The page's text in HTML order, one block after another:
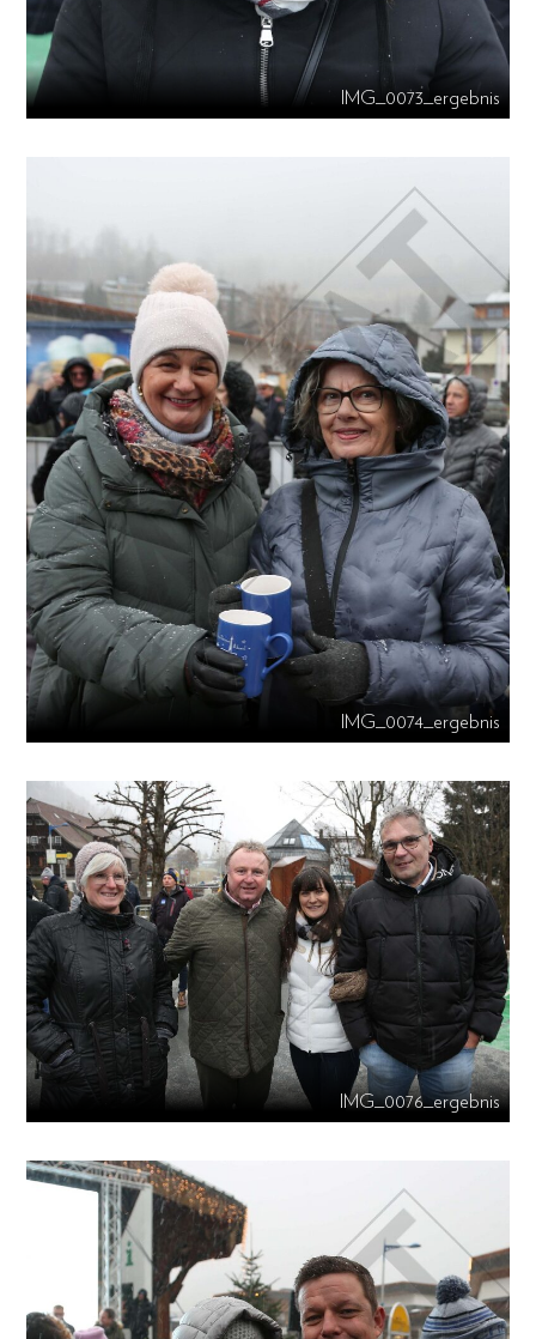
IMG_0073_ergebnis
IMG_0074_ergebnis
IMG_0076_ergebnis